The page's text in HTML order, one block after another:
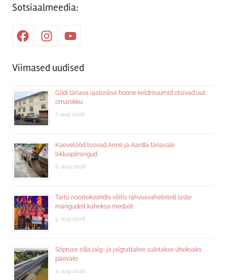
Sotsiaalmeedia:
FacebookInstagramYoutube
Viimased uudised
Gildi tänava ajaloolise hoone keldriruumid otsivad uut
omanikku
7. aug 2026
Kaevetööd toovad Anne ja Aardla tänavale
liikluspiirangud
6. aug 2026
Tartu noortekoondis võitis rahvusvahelistelt laste
mängudelt kaheksa medalit
5. aug 2026
Sõpruse silla jalg- ja jalgrattatee suletakse üheksaks
päevaks
4. aug 2026